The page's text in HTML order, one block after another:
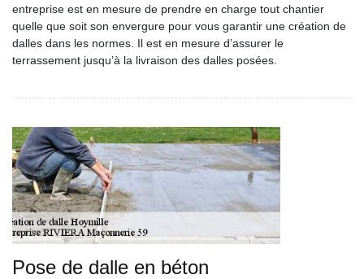
entreprise est en mesure de prendre en charge tout chantier
quelle que soit son envergure pour vous garantir une création de
dalles dans les normes. Il est en mesure d’assurer le
terrassement jusqu’à la livraison des dalles posées.
Pose de dalle en béton